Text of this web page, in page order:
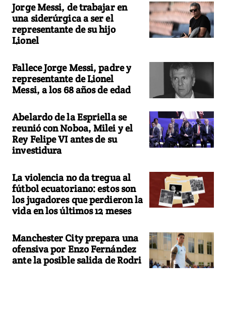
Jorge Messi, de trabajar en
una siderúrgica a ser el
representante de su hijo
Lionel
Fallece Jorge Messi, padre y
representante de Lionel
Messi, a los 68 años de edad
Abelardo de la Espriella se
reunió con Noboa, Milei y el
Rey Felipe VI antes de su
investidura
La violencia no da tregua al
fútbol ecuatoriano: estos son
los jugadores que perdieron la
vida en los últimos 12 meses
Manchester City prepara una
ofensiva por Enzo Fernández
ante la posible salida de Rodri